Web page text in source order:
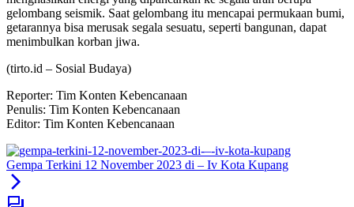
gelombang seismik. Saat gelombang itu mencapai permukaan bumi,
getarannya bisa merusak segala sesuatu, seperti bangunan, dapat
menimbulkan korban jiwa.
(tirto.id – Sosial Budaya)
Reporter: Tim Konten Kebencanaan
Penulis: Tim Konten Kebencanaan
Editor: Tim Konten Kebencanaan
Gempa Terkini 12 November 2023 di – Iv Kota Kupang